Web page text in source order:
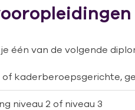
één van de volgende
of kaderberoepsgerichte,
niveau 2 of niveau 3